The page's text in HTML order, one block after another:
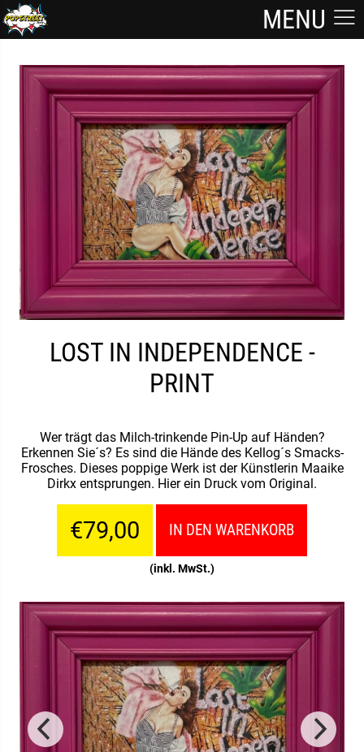
MENU
LOST IN INDEPENDENCE -
PRINT
Wer trägt das Milch-trinkende Pin-Up auf Händen?
Erkennen Sie´s? Es sind die Hände des Kellog´s Smacks-
Frosches. Dieses poppige Werk ist der Künstlerin Maaike
Dirkx entsprungen. Hier ein Druck vom Original.
€79,00 IN DEN WARENKORB
(inkl. MwSt.)